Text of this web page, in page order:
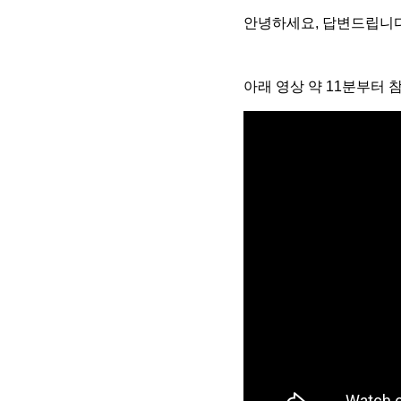
안녕하세요, 답변드립니
아래 영상 약 11분부터